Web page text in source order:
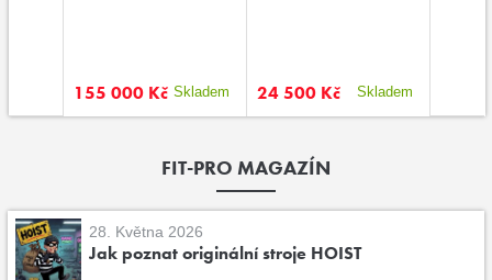
155 000 Kč Skladem 24 500 Kč Skladem
FIT-PRO MAGAZÍN
28. Května 2026
Jak poznat originální stroje HOIST